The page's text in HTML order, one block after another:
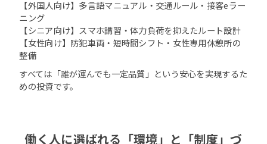
【外国人向け】多言語マニュアル・交通ルール・接客eラー
ニング
【シニア向け】スマホ講習・体力負荷を抑えたルート設計
【女性向け】防犯車両・短時間シフト・女性専用休憩所の
整備
すべては「誰が運んでも一定品質」という安心を実現するた
めの投資です。
働く人に選ばれる「環境」と「制度」づ